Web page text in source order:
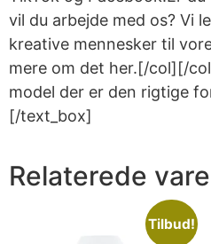
vil du arbejde med os? Vi
kreative mennesker til
mere om det her.[/col][/
model der er den rigtige
[/text_box]
Relaterede
Tilbud!